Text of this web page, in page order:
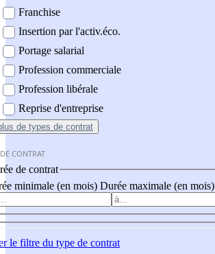
Franchise
Insertion par l'activ.éco.
Portage salarial
Profession commerciale
Profession libérale
Reprise d'entreprise
de types de contrat
CONTRAT
de contrat
minimale (en mois) Durée maximale (en mois)
le filtre du type de contrat